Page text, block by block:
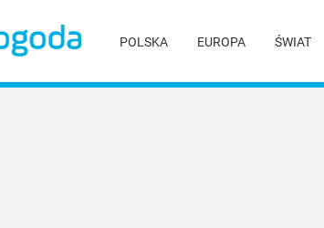
POLSKA EUROPA ŚWIAT